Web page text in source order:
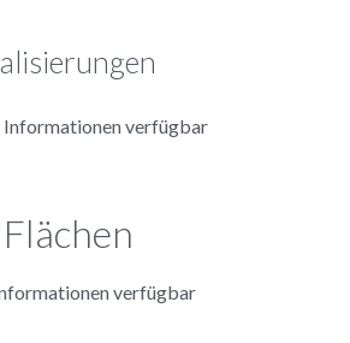
Informationen verfügbar
Flächen
verfügbar